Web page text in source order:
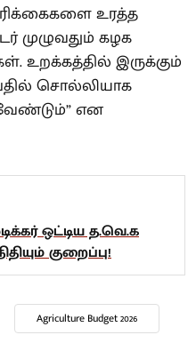
உரத்த
முழுவதும் கழக
உறக்கத்தில் இருக்கும்
சொல்லியாக
என
ஒட்டிய த.வெ.க
குறைப்பு!
Agriculture Budget 2026